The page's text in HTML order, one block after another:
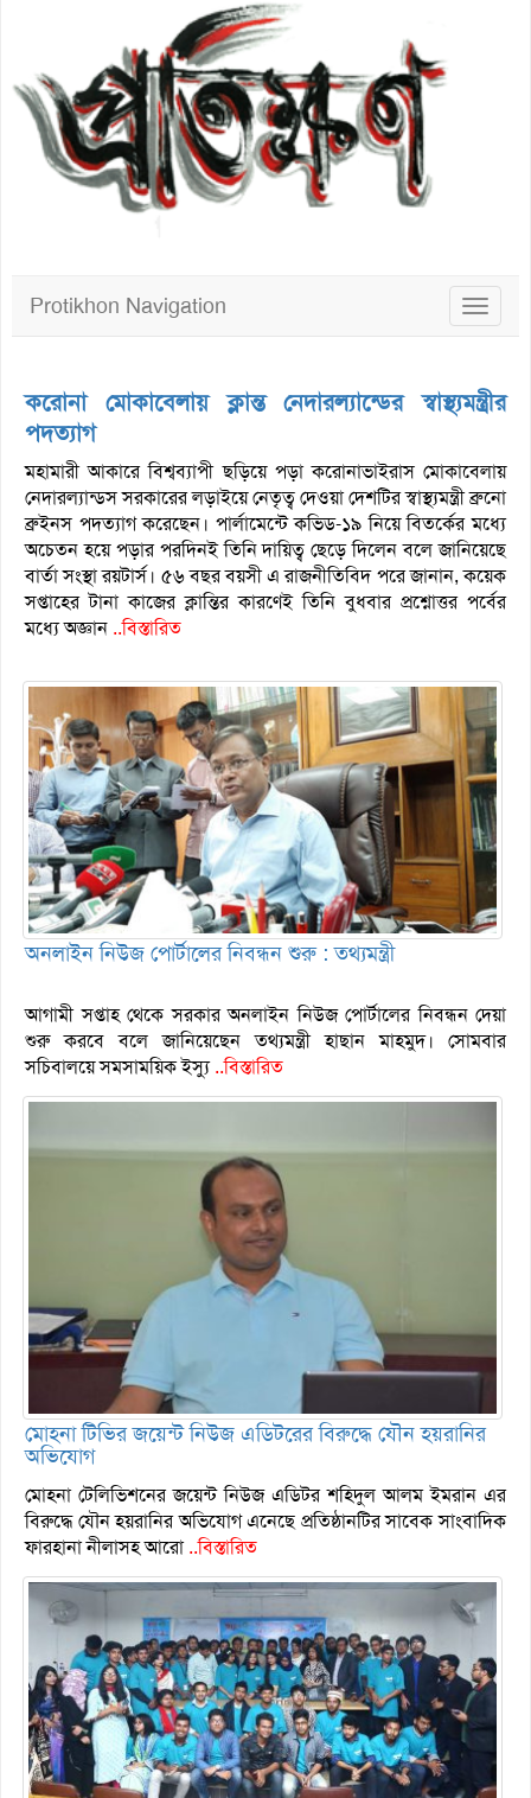
Toggle
Protikhon Navigation
করোনা মোকাবেলায় ক্লান্ত নেদারল্যান্ডের স্বাস্থ্যমন্ত্রীর
পদত্যাগ
মহামারী আকারে বিশ্বব্যাপী ছড়িয়ে পড়া করোনাভাইরাস মোকাবেলায়
নেদারল্যান্ডস সরকারের লড়াইয়ে নেতৃত্ব দেওয়া দেশটির স্বাস্থ্যমন্ত্রী ব্রুনো
ব্রুইনস পদত্যাগ করেছেন। পার্লামেন্টে কভিড-১৯ নিয়ে বিতর্কের মধ্যে
অচেতন হয়ে পড়ার পরদিনই তিনি দায়িত্ব ছেড়ে দিলেন বলে জানিয়েছে
বার্তা সংস্থা রয়টার্স। ৫৬ বছর বয়সী এ রাজনীতিবিদ পরে জানান, কয়েক
সপ্তাহের টানা কাজের ক্লান্তির কারণেই তিনি বুধবার প্রশ্নোত্তর পর্বের
মধ্যে অজ্ঞান ..বিস্তারিত
অনলাইন নিউজ পোর্টালের নিবন্ধন শুরু : তথ্যমন্ত্রী
আগামী সপ্তাহ থেকে সরকার অনলাইন নিউজ পোর্টালের নিবন্ধন দেয়া
শুরু করবে বলে জানিয়েছেন তথ্যমন্ত্রী হাছান মাহমুদ। সোমবার
সচিবালয়ে সমসাময়িক ইস্যু..বিস্তারিত
মোহনা টিভির জয়েন্ট নিউজ এডিটরের বিরুদ্ধে যৌন হয়রানির
অভিযোগ
মোহনা টেলিভিশনের জয়েন্ট নিউজ এডিটর শহিদুল আলম ইমরান এর
বিরুদ্ধে যৌন হয়রানির অভিযোগ এনেছে প্রতিষ্ঠানটির সাবেক সাংবাদিক
ফারহানা নীলাসহ আরো..বিস্তারিত